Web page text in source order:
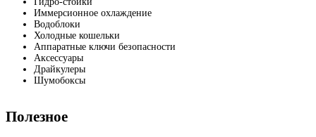
Иммерсионное охлаждение
Водоблоки
Холодные кошельки
Аппаратные ключи безопасности
Аксессуары
Драйкулеры
Шумобоксы
Полезное